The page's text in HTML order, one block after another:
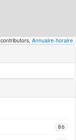
contributors, Annuaire-horaire
86